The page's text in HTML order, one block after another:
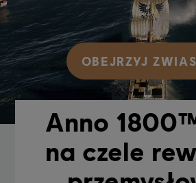
Anno
na czele
OBEJRZYJ